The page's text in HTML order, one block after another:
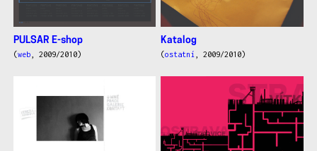
PULSAR E-shop
(web, 2009/2010)
Katalog
(ostatní , 2009/2010)